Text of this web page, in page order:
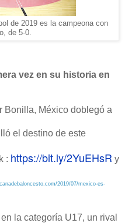
de 2019 es la campeona con
de 5-0.
vez en su historia en
Bonilla, México doblegó a
el destino de este
: https://bit.ly/2YuEHsR y
2019/07/mexico-es-
la categoría U17, un rival